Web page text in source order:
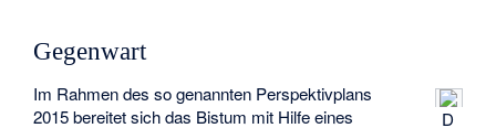
Gegenwart
D
Im Rahmen des so genannten Perspektivplans
2015 bereitet sich das Bistum mit Hilfe eines